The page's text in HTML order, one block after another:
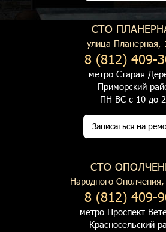
СТО
улица Планерная,
8 (812) 409-
метро Старая
Приморский
ПН-ВС с 10 до
Записаться на
СТО
Народного
8 (812) 409-
метро Проспект
Красносельский